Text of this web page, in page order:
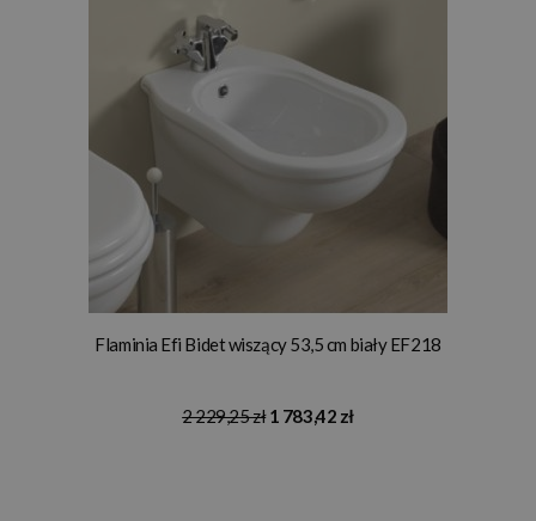
Flaminia Efi Bidet wiszący 53,5 cm biały EF218
2 229,25 zł 1 783,42 zł